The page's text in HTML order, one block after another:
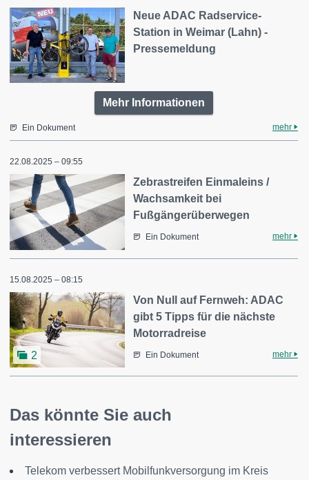
Neue ADAC Radservice-
Station in Weimar (Lahn) -
Pressemeldung
Mehr Informationen
Ein Dokument mehr
22.08.2025 – 09:55
Zebrastreifen Einmaleins /
Wachsamkeit bei
Fußgängerüberwegen
Ein Dokument mehr
15.08.2025 – 08:15
2
Von Null auf Fernweh: ADAC
gibt 5 Tipps für die nächste
Motorradreise
Ein Dokument mehr
Das könnte Sie auch
interessieren
Telekom verbessert Mobilfunkversorgung im Kreis